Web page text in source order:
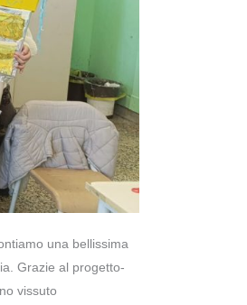
una bellissima
Grazie al progetto-
vissuto